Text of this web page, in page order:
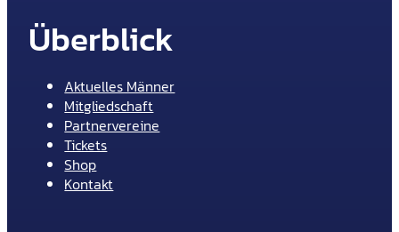
Überblick
Aktuelles Männer
Mitgliedschaft
Partnervereine
Tickets
Shop
Kontakt